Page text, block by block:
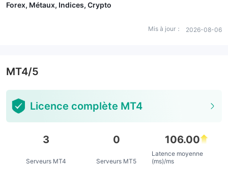
Forex, Métaux, Indices, Crypto
Mis à jour： 2026-08-06
MT4/5
Licence complète MT4
3
Serveurs MT4
0
Serveurs MT5
106.00
Latence moyenne
(ms)/ms